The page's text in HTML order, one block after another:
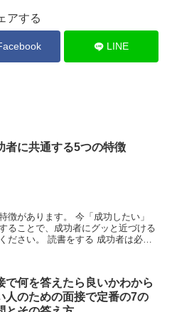
アする
LINE
者に共通する5つの特徴
す。 今「成功したい」
ることで、成功者にグッと近づける
る 成功者は必ず
で何を答えたら良いかわから
人のための面接で定番の7の